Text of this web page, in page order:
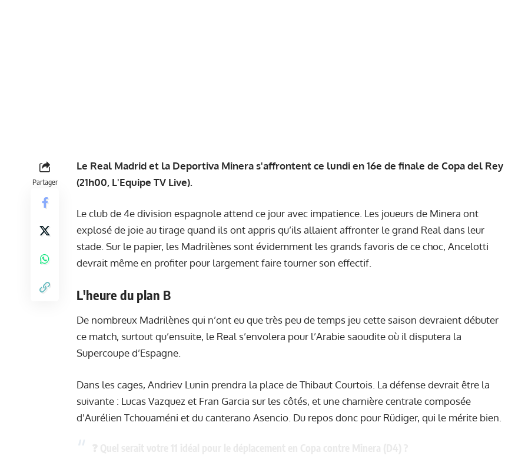
Partager
Le Real Madrid et la Deportiva Minera s'affrontent ce lundi en 16e de finale de Copa del Rey
(21h00, L'Equipe TV Live).
Le club de 4e division espagnole attend ce jour avec impatience. Les joueurs de Minera ont
explosé de joie au tirage quand ils ont appris qu’ils allaient affronter le grand Real dans leur
stade. Sur le papier, les Madrilènes sont évidemment les grands favoris de ce choc, Ancelotti
devrait même en profiter pour largement faire tourner son effectif.
L'heure du plan B
De nombreux Madrilènes qui n’ont eu que très peu de temps jeu cette saison devraient débuter
ce match, surtout qu’ensuite, le Real s’envolera pour l’Arabie saoudite où il disputera la
Supercoupe d’Espagne.
Dans les cages, Andriev Lunin prendra la place de Thibaut Courtois. La défense devrait être la
suivante : Lucas Vazquez et Fran Garcia sur les côtés, et une charnière centrale composée
d'Aurélien Tchouaméni et du canterano Asencio. Du repos donc pour Rüdiger, qui le mérite bien.